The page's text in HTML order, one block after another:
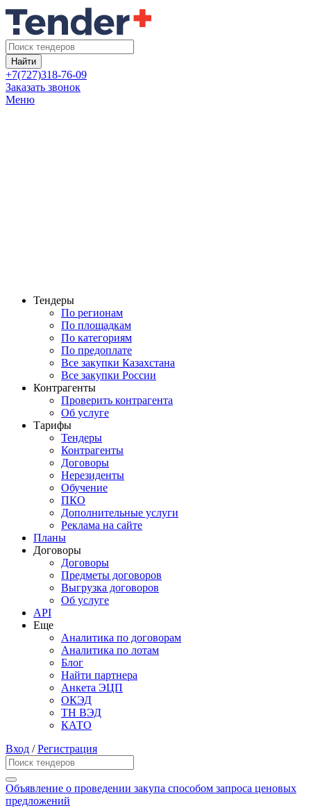
Найти
+7(727)318-76-09
Заказать звонок
Меню
Тендеры
По регионам
По площадкам
По категориям
По предоплате
Все закупки Казахстана
Все закупки России
Контрагенты
Проверить контрагента
Об услуге
Тарифы
Тендеры
Контрагенты
Договоры
Нерезиденты
Обучение
ПКО
Дополнительные услуги
Реклама на сайте
Планы
Договоры
Договоры
Предметы договоров
Выгрузка договоров
Об услуге
API
Еще
Аналитика по договорам
Аналитика по лотам
Блог
Найти партнера
Анкета ЭЦП
ОКЭД
ТН ВЭД
КАТО
Вход /Регистрация
Объявление о проведении закупа способом запроса ценовых
предложений